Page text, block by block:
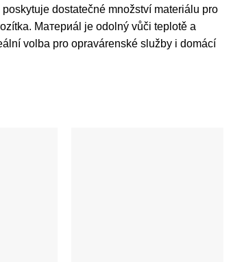
dostatečné množství materiálu pro
Материál je odolný vůči teplotě a
volba pro opravárenské služby i domácí